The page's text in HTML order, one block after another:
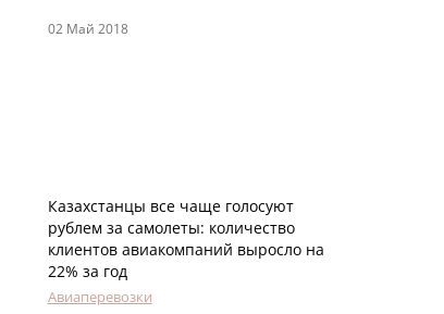
02 Май 2018
Казахстанцы все чаще голосуют
рублем за самолеты: количество
клиентов авиакомпаний выросло на
22% за год
Авиаперевозки